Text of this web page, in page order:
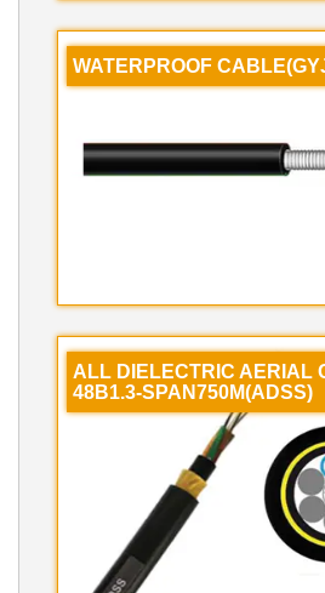
WATERPROOF
ALL DIELECTRIC AERIAL
48B1.3-SPAN750M(ADSS)